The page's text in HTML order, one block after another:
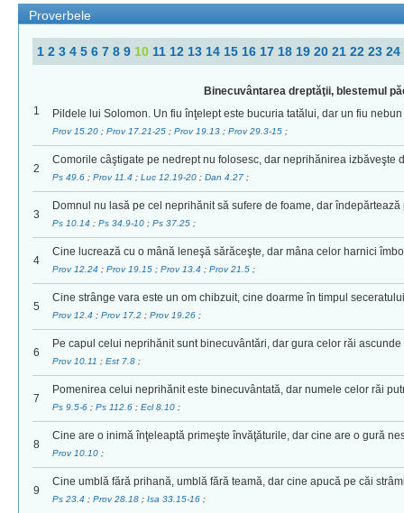
Proverbele
1 2 3 4 5 6 7 8 9 10 11 12 13 14 15 16 17 18 19 20 21 22 23 24
1
Binecuvântarea dreptăţii, blestemul
Pildele lui Solomon. Un fiu înţelept este bucuria tatălui, dar un fiu
Prov 15.20 ; Prov 17.21-25 ; Prov 19.13 ; Prov 29.3-15 ;
2
Comorile câştigate pe nedrept nu folosesc, dar neprihănirea izbăveşte
Ps 49.6 ; Prov 11.4 ; Luc 12.19-20 ; Dan 4.27 ;
3
Domnul nu lasă pe cel neprihănit să sufere de foame, dar îndepărtează
Ps 10.14 ; Ps 34.9-10 ; Ps 37.25 ;
4
Cine lucrează cu o mână leneşă sărăceşte, dar mâna celor harnici
Prov 12.24 ; Prov 19.15 ; Prov 13.4 ; Prov 21.5 ;
5
Cine strânge vara este un om chibzuit, cine doarme în timpul
Prov 12.4 ; Prov 17.2 ; Prov 19.26 ;
6
Pe capul celui neprihănit sunt binecuvântări, dar gura celor răi
Prov 10.11 ; Est 7.8 ;
7
Pomenirea celui neprihănit este binecuvântată, dar numele celor răi
Ps 9.5-6 ; Ps 112.6 ; Ecl 8.10 ;
8
Cine are o inimă înţeleaptă primeşte învăţăturile, dar cine are o gură
Prov 10.10 ;
9
Cine umblă fără prihană, umblă fără teamă, dar cine apucă pe căi
Ps 23.4 ; Prov 28.18 ; Isa 33.15-16 ;